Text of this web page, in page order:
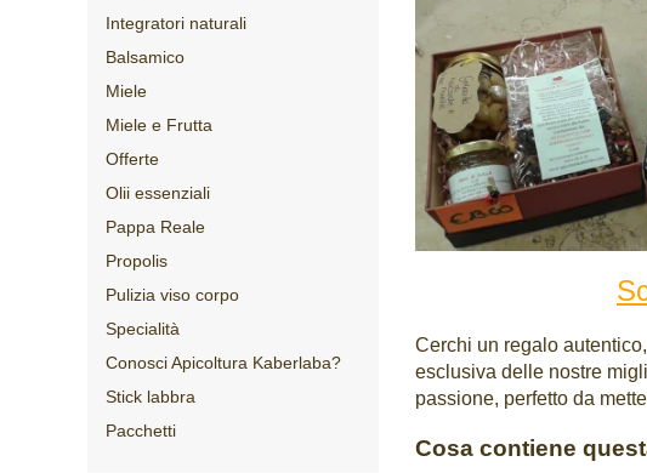
Integratori naturali
Balsamico
Miele
Miele e Frutta
Offerte
Olii essenziali
Pappa Reale
Propolis
Pulizia viso corpo
Specialità
Conosci Apicoltura Kaberlaba?
Stick labbra
Pacchetti
Cerchi un regalo
esclusiva delle nostre
passione, perfetto da
Cosa contiene